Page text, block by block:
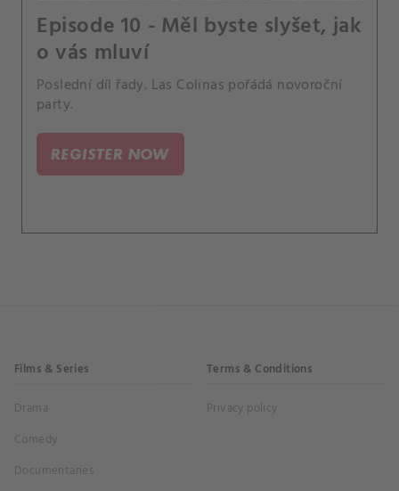
Episode 10 - Měl byste slyšet, jak
o vás mluví
Poslední díl řady. Las Colinas pořádá novoroční
party.
REGISTER NOW
Films & Series
Drama
Comedy
Documentaries
Terms & Conditions
Privacy policy